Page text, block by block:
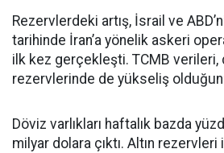
Rezervlerdeki artış, İsrail ve
tarihinde İran’a yönelik askeri
ilk kez gerçekleşti. TCMB verileri,
rezervlerinde de yükseliş
Döviz varlıkları haftalık bazda
milyar dolara çıktı. Altın